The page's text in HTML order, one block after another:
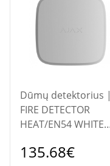
Dūmų detektorius |
FIRE DETECTOR
HEAT/EN54 WHITE
135.68€